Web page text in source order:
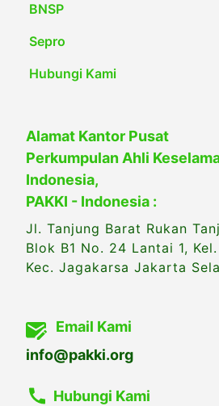
BNSP
Sepro
Hubungi Kami
Alamat Kantor Pusat
Perkumpulan Ahli
Indonesia,
PAKKI - Indonesia :
Jl. Tanjung Barat Rukan
Blok B1 No. 24 Lantai 1,
Kec. Jagakarsa Jakarta
Email Kami
info@pakki.org
Hubungi Kami